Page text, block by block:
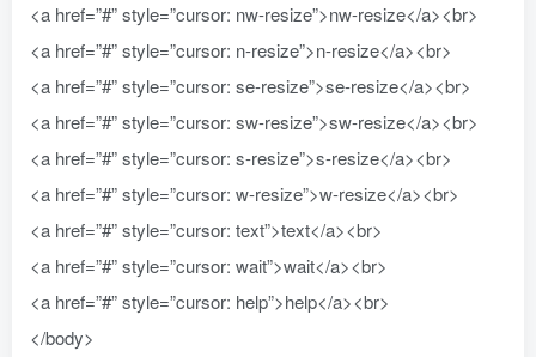
<a href=”#” style=”cursor: nw-resize”>nw-resize</a><br>
<a href=”#” style=”cursor: n-resize”>n-resize</a><br>
<a href=”#” style=”cursor: se-resize”>se-resize</a><br>
<a href=”#” style=”cursor: sw-resize”>sw-resize</a><br>
<a href=”#” style=”cursor: s-resize”>s-resize</a><br>
<a href=”#” style=”cursor: w-resize”>w-resize</a><br>
<a href=”#” style=”cursor: text”>text</a><br>
<a href=”#” style=”cursor: wait”>wait</a><br>
<a href=”#” style=”cursor: help”>help</a><br>
</body>